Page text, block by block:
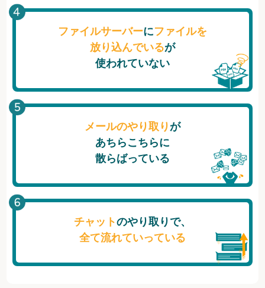
ファイルサーバーにファイルを
放り込んでいるが
使われていない
メールのやり取り が
あちらこちらに
散らばっている
チャットのやり取りで、
全て流れていっている